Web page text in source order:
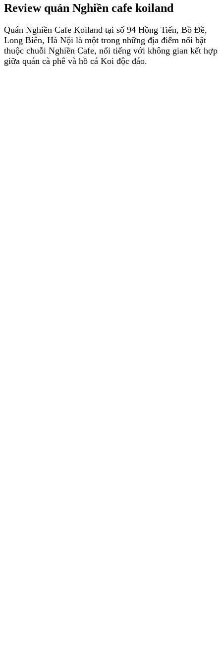
Review quán Nghiền cafe koiland
Quán Nghiền Cafe Koiland tại số 94 Hồng Tiến, Bồ Đề,
Long Biên, Hà Nội là một trong những địa điểm nổi bật
thuộc chuỗi Nghiền Cafe, nổi tiếng với không gian kết hợp
giữa quán cà phê và hồ cá Koi độc đáo.